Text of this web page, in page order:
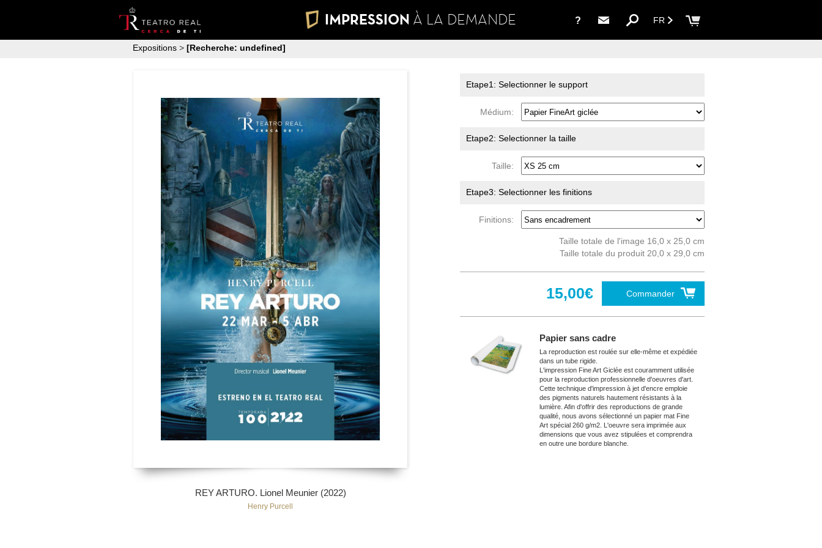
? FR
IMPRESSION À LA DEMANDE
Expositions > [Recherche: undefined]
REY ARTURO. Lionel Meunier (2022)
Henry Purcell
Etape1: Selectionner le support
Médium:
Etape2: Selectionner la taille
Taille:
Etape3: Selectionner les finitions
Finitions:
Taille totale de l'image 16,0 x 25,0 cm
Taille totale du produit 20,0 x 29,0 cm
Commander
15,00€
Papier sans cadre
La reproduction est roulée sur elle-même et expédiée
dans un tube rigide.
L'impression Fine Art Giclée est couramment utilisée
pour la reproduction professionnelle d'oeuvres d'art.
Cette technique d'impression à jet d'encre emploie
des pigments naturels hautement résistants à la
lumière. Afin d'offrir des reproductions de grande
qualité, nous avons sélectionné un papier mat Fine
Art spécial 260 g/m2. L'oeuvre sera imprimée aux
dimensions que vous avez stipulées et comprendra
en outre une bordure blanche.